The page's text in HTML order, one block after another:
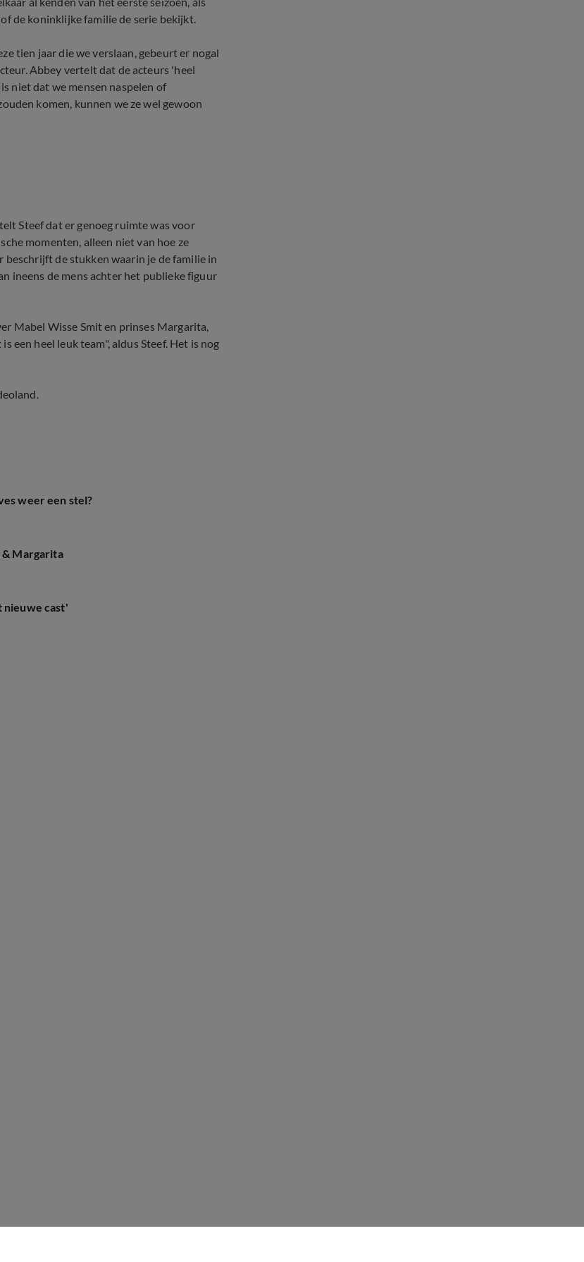
de koninklijke familie de serie bekijkt.
tien jaar die we verslaan, gebeurt er nogal
Abbey vertelt dat de acteurs 'heel
niet dat we mensen naspelen of
komen, kunnen we ze wel gewoon
Steef dat er genoeg ruimte was voor
momenten, alleen niet van hoe ze
beschrijft de stukken waarin je de familie in
ineens de mens achter het publieke figuur
Mabel Wisse Smit en prinses Margarita,
een heel leuk team", aldus Steef. Het is nog
weer een stel?
Margarita
nieuwe cast'